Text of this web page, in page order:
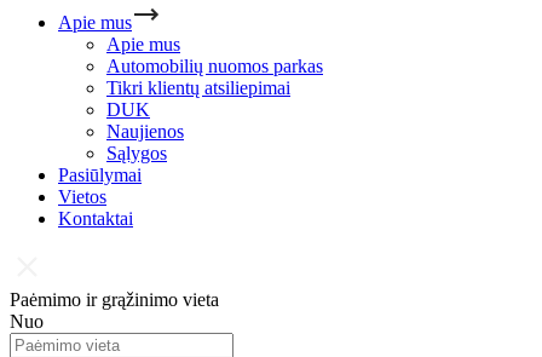
Apie mus
Apie mus
Automobilių nuomos parkas
Tikri klientų atsiliepimai
DUK
Naujienos
Sąlygos
Pasiūlymai
Vietos
Kontaktai
Paėmimo ir grąžinimo vieta
Nuo